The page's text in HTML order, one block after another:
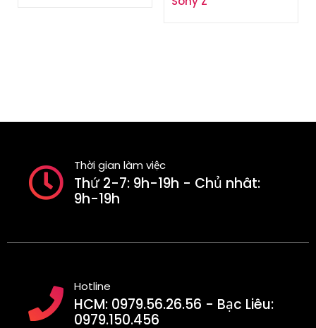
Thời gian làm việc
Thứ 2-7: 9h-19h - Chủ nhât:
9h-19h
Hotline
HCM: 0979.56.26.56 - Bạc Liêu:
0979.150.456